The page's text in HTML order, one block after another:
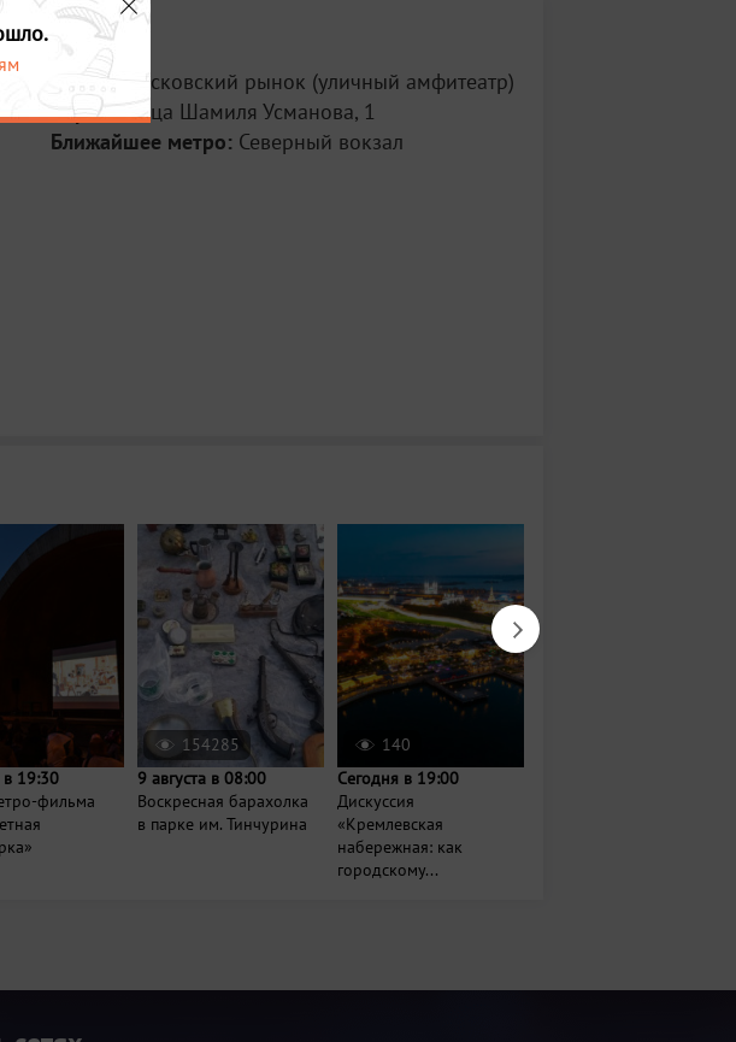
Место:
Московский рынок (уличный амфитеатр)
Адрес:Улица Шамиля Усманова, 1
Ближайшее метро: Северный вокзал
в 19:30
фильма
154285
9 августа в 08:00
Воскресная барахолка
в парке им. Тинчурина
140
Сегодня в 19:00
Дискуссия
«Кремлевская
набережная: как
городскому...